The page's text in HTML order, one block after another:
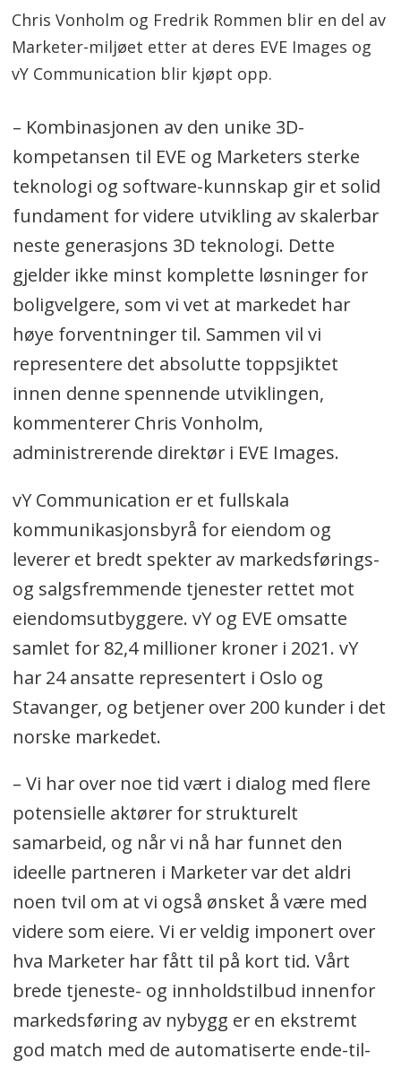
Chris Vonholm og Fredrik Rommen blir en del av
Marketer-miljøet etter at deres EVE Images og
vY Communication blir kjøpt opp.
– Kombinasjonen av den unike 3D-
kompetansen til EVE og Marketers sterke
teknologi og software-kunnskap gir et solid
fundament for videre utvikling av skalerbar
neste generasjons 3D teknologi. Dette
gjelder ikke minst komplette løsninger for
boligvelgere, som vi vet at markedet har
høye forventninger til. Sammen vil vi
representere det absolutte toppsjiktet
innen denne spennende utviklingen,
kommenterer Chris Vonholm,
administrerende direktør i EVE Images.
vY Communication er et fullskala
kommunikasjonsbyrå for eiendom og
leverer et bredt spekter av markedsførings-
og salgsfremmende tjenester rettet mot
eiendomsutbyggere. vY og EVE omsatte
samlet for 82,4 millioner kroner i 2021. vY
har 24 ansatte representert i Oslo og
Stavanger, og betjener over 200 kunder i det
norske markedet.
– Vi har over noe tid vært i dialog med flere
potensielle aktører for strukturelt
samarbeid, og når vi nå har funnet den
ideelle partneren i Marketer var det aldri
noen tvil om at vi også ønsket å være med
videre som eiere. Vi er veldig imponert over
hva Marketer har fått til på kort tid. Vårt
brede tjeneste- og innholdstilbud innenfor
markedsføring av nybygg er en ekstremt
god match med de automatiserte ende-til-